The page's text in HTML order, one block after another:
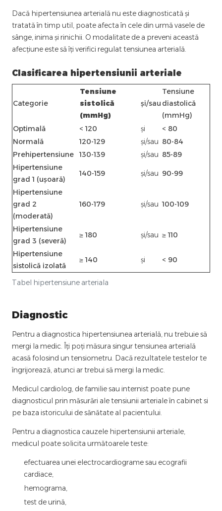
Dacă hipertensiunea arterială nu este diagnosticată și
tratată în timp util, poate afecta în cele din urmă vasele de
sânge, inima și rinichii. O modalitate de a preveni această
afecțiune este să îți verifici regulat tensiunea arterială.
Clasificarea hipertensiunii arteriale
Tabel hipertensiune arteriala
Categorie
Tensiune
sistolică
(mmHg)
și/sau
Tensiune
diastolică
(mmHg)
Optimală
< 120 și
< 80
Normală
120-129 și/sau 80-84
Prehipertensiune
130-139 și/sau 85-89
Hipertensiune
grad 1 (ușoară)
140-159 și/sau 90-99
Hipertensiune
grad 2
(moderată)
160-179 și/sau 100-109
Hipertensiune
grad 3 (severă)
≥ 180 și/sau ≥ 110
Hipertensiune
sistolică izolată
≥ 140 și < 90
Diagnostic
Pentru a diagnostica hipertensiunea arterială, nu trebuie să
mergi la medic. Îți poți măsura singur tensiunea arterială
acasă folosind un tensiometru. Dacă rezultatele testelor te
îngrijorează, atunci ar trebui să mergi la medic.
Medicul cardiolog, de familie sau internist poate pune
diagnosticul prin măsurări ale tensiunii arteriale în cabinet si
pe baza istoricului de sănătate al pacientului.
Pentru a diagnostica cauzele hipertensiunii arteriale,
medicul poate solicita următoarele teste:
efectuarea unei electrocardiograme sau ecografii
cardiace,
hemograma,
test de urină,